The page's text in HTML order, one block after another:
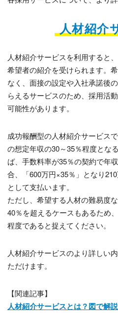
人材紹介
人材紹介サービスを利用すると
希望者の紹介を受けられます。
なく、面接の設定や入社承諾後
らえるサービスのため、採用活
可能性があります。
成功報酬型の人材紹介サービス
の想定年収の30～35％程度とな
ば、手数料率が35％の契約で年
合、「600万円×35％」となり
として支払います。
ただし、希望する人材の難易度
40％を超えるケースもあるため
程度であると捉えてください。
人材紹介サービスのより詳しい
ただけます。
【関連記事】
人材紹介サービスとは？図で解